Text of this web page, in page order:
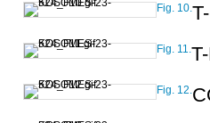
Fig. 10.
Fig. 11.
Fig. 12.